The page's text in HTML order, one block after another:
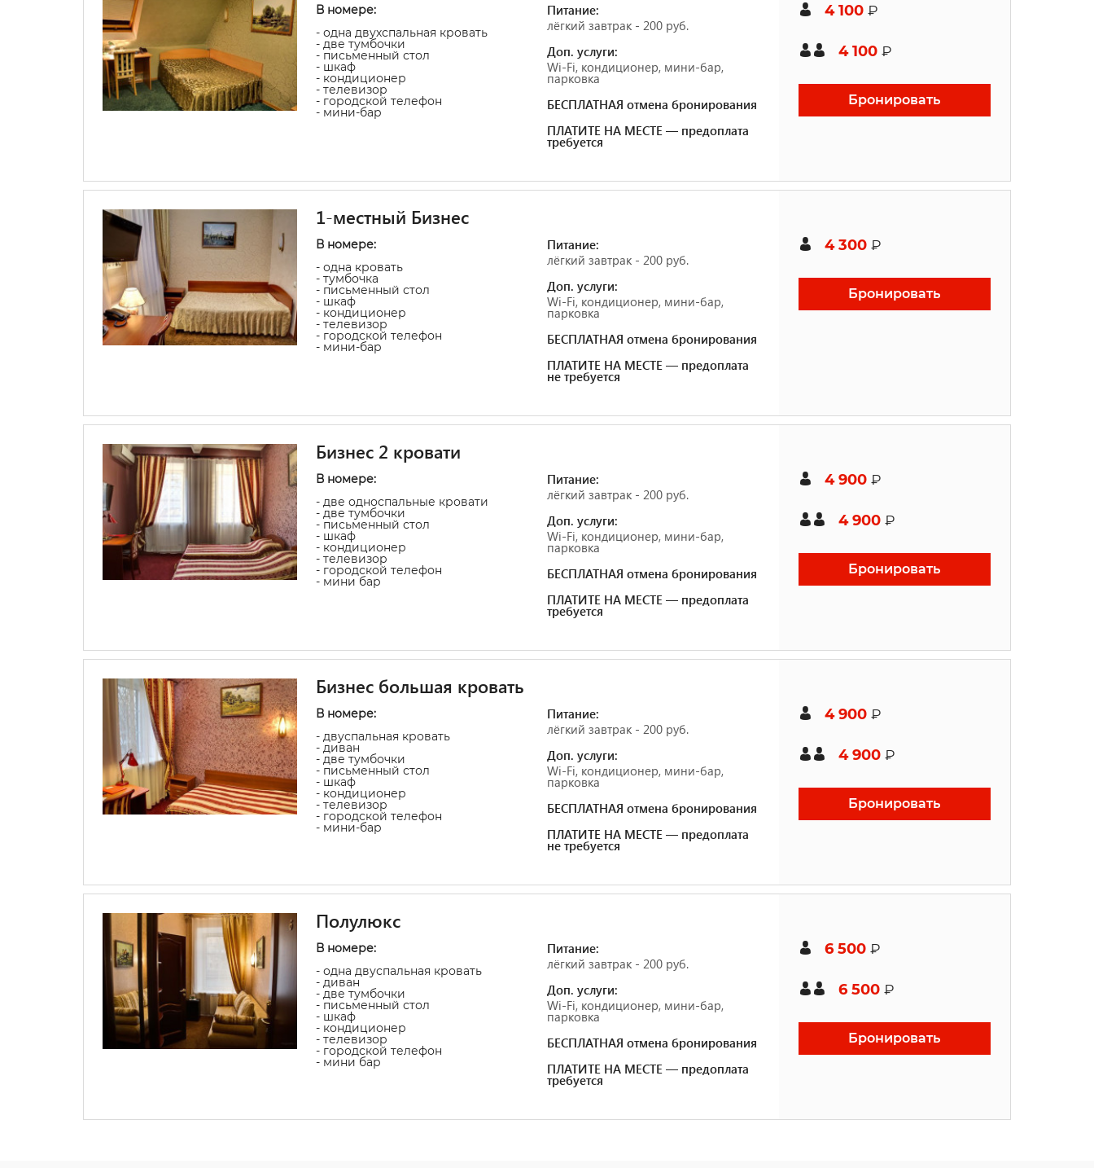
В номере:
- одна двухспальная кровать
- две тумбочки
- письменный стол
- шкаф
- кондиционер
- телевизор
- городской телефон
- мини-бар
Питание:
лёгкий завтрак - 200 руб.
Доп. услуги:
Wi-Fi, кондиционер, мини-бар,
парковка
БЕСПЛАТНАЯ отмена бронирования
ПЛАТИТЕ НА МЕСТЕ — предоплата
требуется
4 100 ₽
4 100 ₽
Бронировать
1-местный Бизнес
В номере:
- одна кровать
- тумбочка
- письменный стол
- шкаф
- кондиционер
- телевизор
- городской телефон
- мини-бар
Питание:
лёгкий завтрак - 200 руб.
Доп. услуги:
Wi-Fi, кондиционер, мини-бар,
парковка
БЕСПЛАТНАЯ отмена бронирования
ПЛАТИТЕ НА МЕСТЕ — предоплата
не требуется
4 300 ₽
Бронировать
Бизнес 2 кровати
В номере:
- две односпальные кровати
- две тумбочки
- письменный стол
- шкаф
- кондиционер
- телевизор
- городской телефон
- мини бар
Питание:
лёгкий завтрак - 200 руб.
Доп. услуги:
Wi-Fi, кондиционер, мини-бар,
парковка
БЕСПЛАТНАЯ отмена бронирования
ПЛАТИТЕ НА МЕСТЕ — предоплата
требуется
4 900 ₽
4 900 ₽
Бронировать
Бизнес большая кровать
В номере:
- двуспальная кровать
- диван
- две тумбочки
- письменный стол
- шкаф
- кондиционер
- телевизор
- городской телефон
- мини-бар
Питание:
лёгкий завтрак - 200 руб.
Доп. услуги:
Wi-Fi, кондиционер, мини-бар,
парковка
БЕСПЛАТНАЯ отмена бронирования
ПЛАТИТЕ НА МЕСТЕ — предоплата
не требуется
4 900 ₽
4 900 ₽
Бронировать
Полулюкс
В номере:
- одна двуспальная кровать
- диван
- две тумбочки
- письменный стол
- шкаф
- кондиционер
- телевизор
- городской телефон
- мини бар
Питание:
лёгкий завтрак - 200 руб.
Доп. услуги:
Wi-Fi, кондиционер, мини-бар,
парковка
БЕСПЛАТНАЯ отмена бронирования
ПЛАТИТЕ НА МЕСТЕ — предоплата
требуется
6 500 ₽
6 500 ₽
Бронировать